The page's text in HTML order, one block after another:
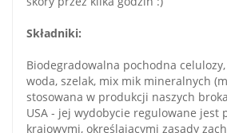
Składniki:
Biodegradowalna pochodna
woda, szelak, mix mik mineralnych
stosowana w produkcji naszych
USA - jej wydobycie regulowane jest
krajowymi, określającymi zasady